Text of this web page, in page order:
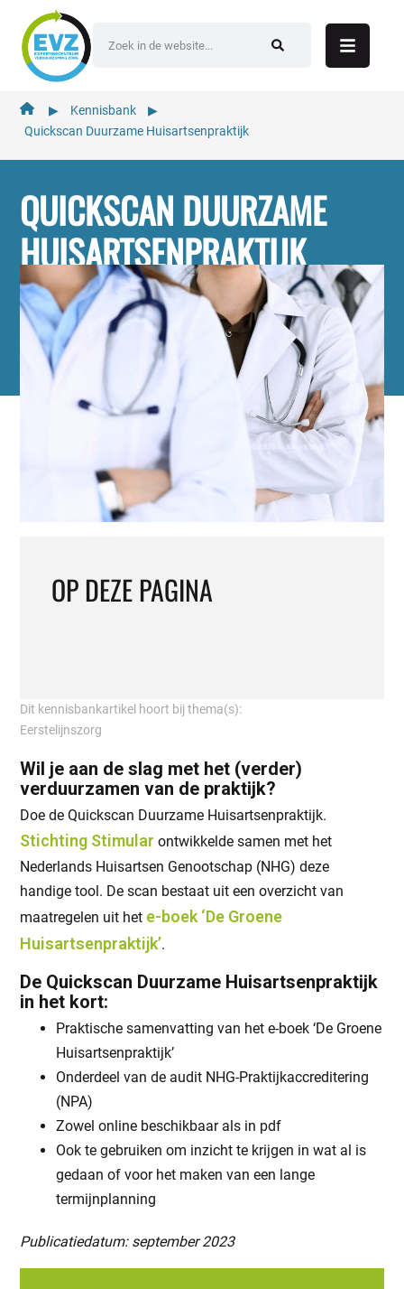
inhoud
▶︎ Kennisbank
▶︎
Quickscan Duurzame Huisartsenpraktijk
QUICKSCAN DUURZAME
HUISARTSENPRAKTIJK
Hulpmiddel
OP DEZE PAGINA
Dit kennisbankartikel hoort bij thema(s):
Eerstelijnszorg
Wil je aan de slag met het (verder)
verduurzamen van de praktijk?
Doe de Quickscan Duurzame Huisartsenpraktijk.
Stichting Stimular ontwikkelde samen met het
Nederlands Huisartsen Genootschap (NHG) deze
handige tool. De scan bestaat uit een overzicht van
maatregelen uit het e-boek ‘De Groene
Huisartsenpraktijk’.
De Quickscan Duurzame Huisartsenpraktijk
in het kort:
Praktische samenvatting van het e-boek ‘De Groene
Huisartsenpraktijk’
Onderdeel van de audit NHG-Praktijkaccreditering
(NPA)
Zowel online beschikbaar als in pdf
Ook te gebruiken om inzicht te krijgen in wat al is
gedaan of voor het maken van een lange
termijnplanning
Publicatiedatum: september 2023